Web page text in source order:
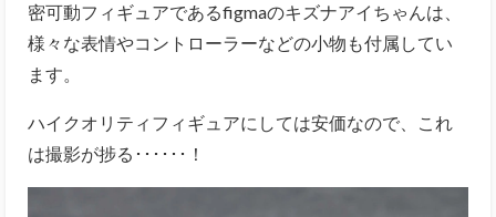
密可動フィギュアであるfigmaのキズナアイちゃんは、
様々な表情やコントローラーなどの小物も付属してい
ます。
ハイクオリティフィギュアにしては安価なので、これ
は撮影が捗る･･････！